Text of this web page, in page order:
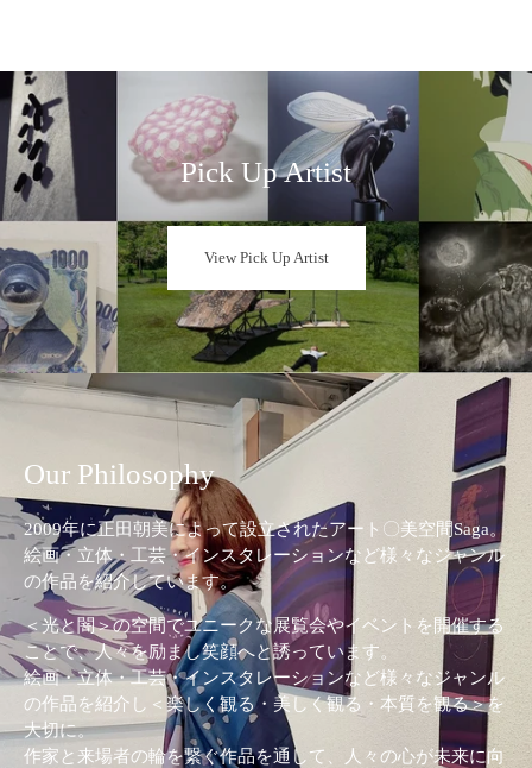
Pick Up Artist
View Pick Up Artist
Our Philosophy
2009年に正田朝美によって設立されたアート〇美空間Saga。
絵画・立体・工芸・インスタレーションなど様々なジャンル
の作品を紹介しています。
＜光と闇＞の空間でユニークな展覧会やイベントを開催する
ことで、人々を励まし笑顔へと誘っています。
絵画・立体・工芸・インスタレーションなど様々なジャンル
の作品を紹介し＜楽しく観る・美しく観る・本質を観る＞を
大切に。
作家と来場者の輪を繋ぐ作品を通して、人々の心が未来に向